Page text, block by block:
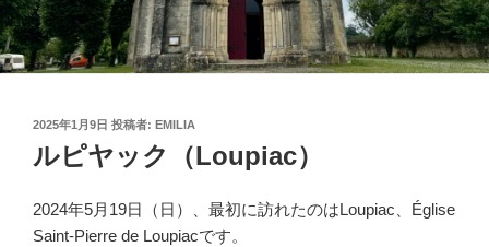
投
日:
2025年1月9日 投稿者: EMILIA
ルピヤック（Loupiac）
2024年5月19日（日）、最初に訪れたのはLoupiac、Église
Saint-Pierre de Loupiacです。